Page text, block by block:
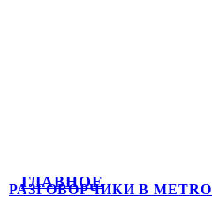
ГЛАВНОЕ
РАЗГОВОРЧИКИ В METRO